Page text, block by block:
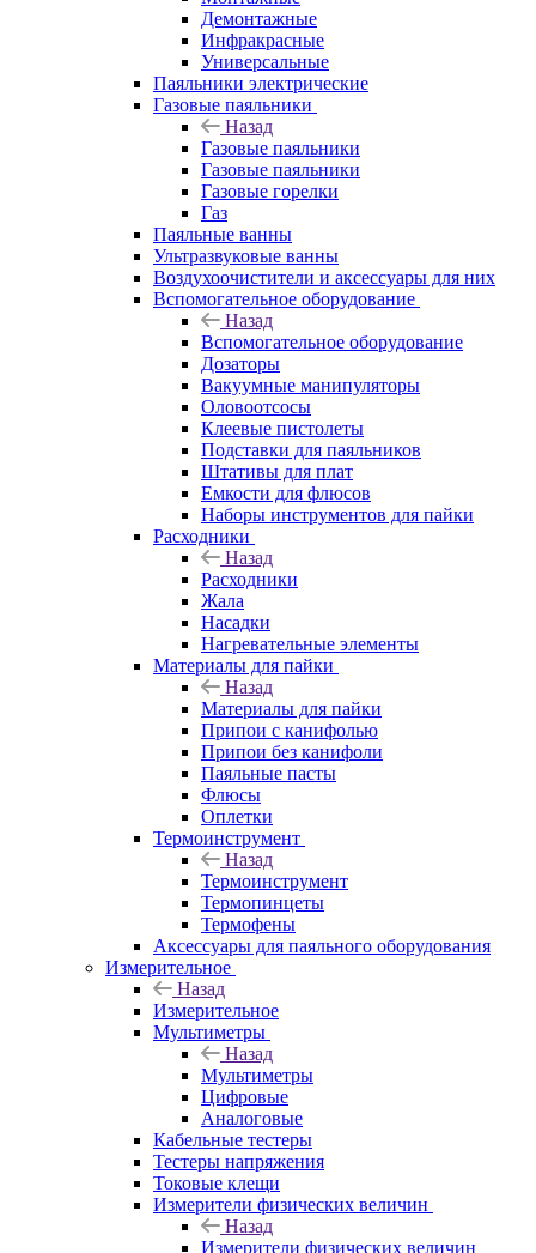
Демонтажные
Инфракрасные
Универсальные
Паяльники электрические
Газовые паяльники
Назад
Газовые паяльники
Газовые паяльники
Газовые горелки
Газ
Паяльные ванны
Ультразвуковые ванны
Воздухоочистители и аксессуары для них
Вспомогательное оборудование
Назад
Вспомогательное оборудование
Дозаторы
Вакуумные манипуляторы
Оловоотсосы
Клеевые пистолеты
Подставки для паяльников
Штативы для плат
Емкости для флюсов
Наборы инструментов для пайки
Расходники
Назад
Расходники
Жала
Насадки
Нагревательные элементы
Материалы для пайки
Назад
Материалы для пайки
Припои с канифолью
Припои без канифоли
Паяльные пасты
Флюсы
Оплетки
Термоинструмент
Назад
Термоинструмент
Термопинцеты
Термофены
Аксессуары для паяльного оборудования
Измерительное
Назад
Измерительное
Мультиметры
Назад
Мультиметры
Цифровые
Аналоговые
Кабельные тестеры
Тестеры напряжения
Токовые клещи
Измерители физических величин
Назад
Измерители физических величин